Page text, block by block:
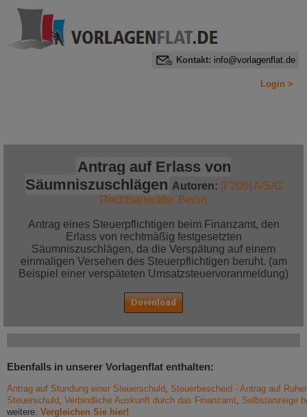
Kontakt: info@vorlagenflat.de
Login >
Antrag auf Erlass von
Säumniszuschlägen Autoren: [F200] A/S/G
Rechtsanwälte, Berlin
Antrag eines Steuerpflichtigen beim Finanzamt, den
Erlass von rechtmäßig festgesetzten
Säumniszuschlägen, da die Verspätung auf einem
einmaligen Versehen des Steuerpflichtigen beruht. (am
Beispiel einer verspäteten Umsatzsteuervoranmeldung)
Ebenfalls in unserer Vorlagenflat enthalten:
Antrag auf Stundung einer Steuerschuld, Steuerbescheid - Antrag auf
Steuerschuld, Verbindliche Auskunft durch das Finanzamt, Selbstanzeige
weitere. Vergleichen Sie hier!